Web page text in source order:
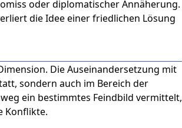
oder diplomatischer Annäherung.
die Idee einer friedlichen Lösung
Die Auseinandersetzung mit
sondern auch im Bereich der
ein bestimmtes Feindbild vermittelt,
Konflikte.